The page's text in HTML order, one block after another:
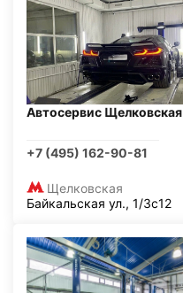
Автосервис Щелковская
+7 (495) 162-90-81
Щелковская
Байкальская ул., 1/3с12